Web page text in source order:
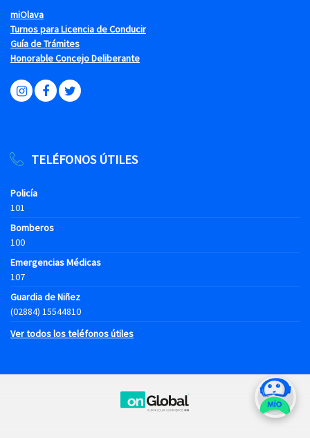
miOlava
Turnos para Licencia de Conducir
Guía de Trámites
Honorable Concejo Deliberante
TELÉFONOS ÚTILES
Policía
101
Bomberos
100
Emergencias Médicas
107
Guardia de Niñez
(02884) 15544810
Ver todos los teléfonos útiles